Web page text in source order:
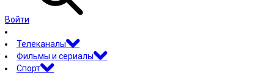
Войти
Телеканалы
Фильмы и сериалы
Спорт